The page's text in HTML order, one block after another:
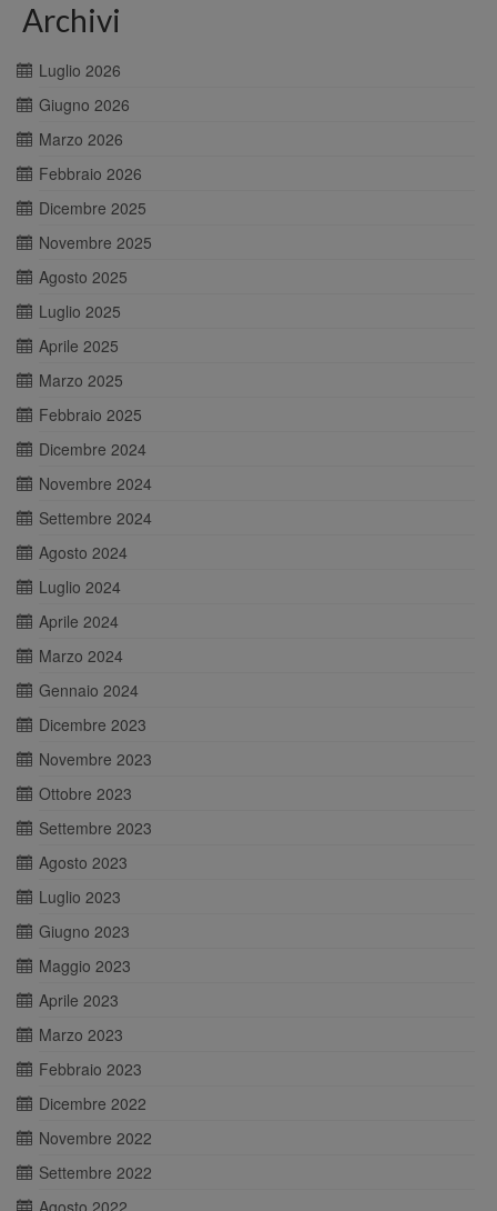
Archivi
Luglio 2026
Giugno 2026
Marzo 2026
Febbraio 2026
Dicembre 2025
Novembre 2025
Agosto 2025
Luglio 2025
Aprile 2025
Marzo 2025
Febbraio 2025
Dicembre 2024
Novembre 2024
Settembre 2024
Agosto 2024
Luglio 2024
Aprile 2024
Marzo 2024
Gennaio 2024
Dicembre 2023
Novembre 2023
Ottobre 2023
Settembre 2023
Agosto 2023
Luglio 2023
Giugno 2023
Maggio 2023
Aprile 2023
Marzo 2023
Febbraio 2023
Dicembre 2022
Novembre 2022
Settembre 2022